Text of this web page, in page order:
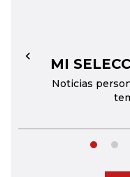
MI
Noticias
←